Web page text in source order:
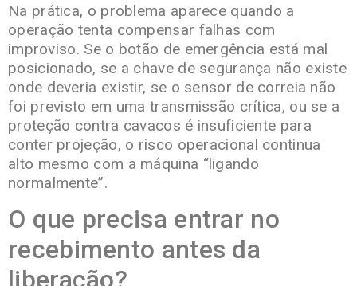
Na prática, o problema aparece quando a
operação tenta compensar falhas com
improviso. Se o botão de emergência está mal
posicionado, se a chave de segurança não existe
onde deveria existir, se o sensor de correia não
foi previsto em uma transmissão crítica, ou se a
proteção contra cavacos é insuficiente para
conter projeção, o risco operacional continua
alto mesmo com a máquina “ligando
normalmente”.
O que precisa entrar no
recebimento antes da
liberação?